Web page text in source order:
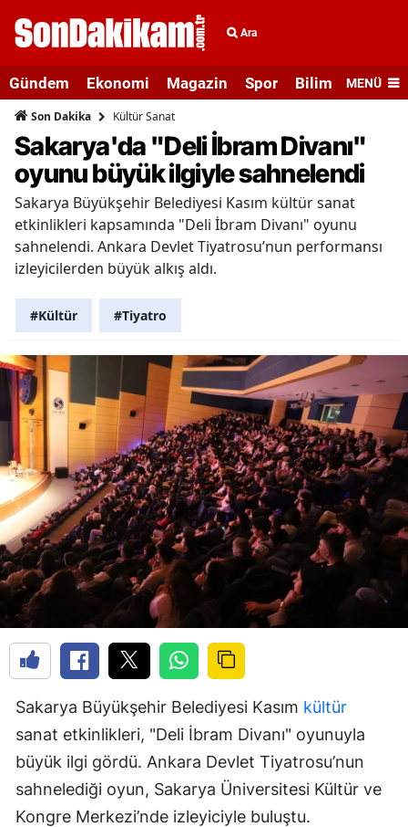
Ara
Gündem Ekonomi Magazin Spor Bilim veMENÜ
Son Dakika Kültür Sanat
Sakarya'da "Deli İbram Divanı"
oyunu büyük ilgiyle sahnelendi
Sakarya Büyükşehir Belediyesi Kasım kültür sanat
etkinlikleri kapsamında "Deli İbram Divanı" oyunu
sahnelendi. Ankara Devlet Tiyatrosu’nun performansı
izleyicilerden büyük alkış aldı.
#Kültür #Tiyatro
Sakarya Büyükşehir Belediyesi Kasım kültür
sanat etkinlikleri, "Deli İbram Divanı" oyunuyla
büyük ilgi gördü. Ankara Devlet Tiyatrosu’nun
sahnelediği oyun, Sakarya Üniversitesi Kültür ve
Kongre Merkezi’nde izleyiciyle buluştu.